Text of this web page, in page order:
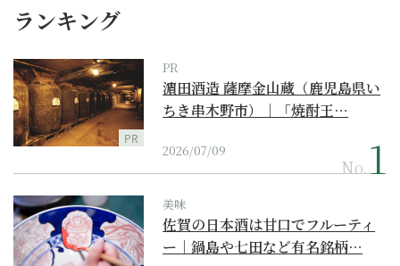
ランキング
PR
PR
濵田酒造 薩摩金山蔵（鹿児島県い
ちき串木野市）｜「焼酎王…
2026/07/09
No.
美味
佐賀の日本酒は甘口でフルーティ
ー｜鍋島や七田など有名銘柄…